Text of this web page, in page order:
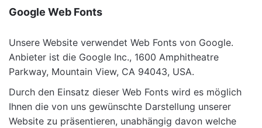
Google Web Fonts
Unsere Website verwendet Web Fonts von Google.
Anbieter ist die Google Inc., 1600 Amphitheatre
Parkway, Mountain View, CA 94043, USA.
Durch den Einsatz dieser Web Fonts wird es möglich
Ihnen die von uns gewünschte Darstellung unserer
Website zu präsentieren, unabhängig davon welche